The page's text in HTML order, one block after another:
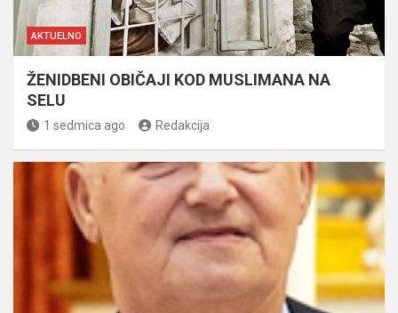
AKTUELNO
ŽENIDBENI OBIČAJI KOD MUSLIMANA NA
SELU
1 sedmica ago Redakcija